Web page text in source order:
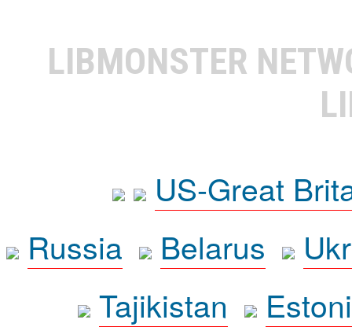
LIBMONSTER
US-Great
Russia
Belarus
Tajikistan